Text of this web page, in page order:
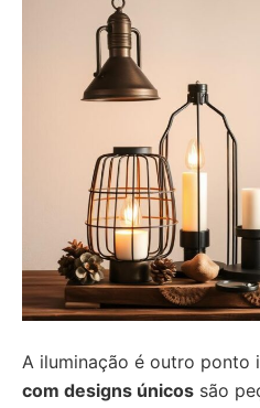
A iluminação é outro ponto
com designs únicos são